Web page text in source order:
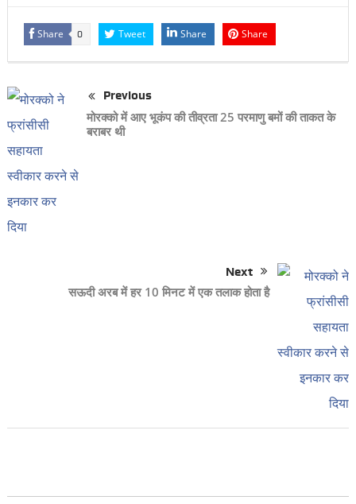
Share 0 Tweet Share Share
Previous
मोरक्को में आए भूकंप की तीव्रता 25 परमाणु बमों की ताकत के
बराबर थी
Next
सऊदी अरब में हर 10 मिनट में एक तलाक होता है